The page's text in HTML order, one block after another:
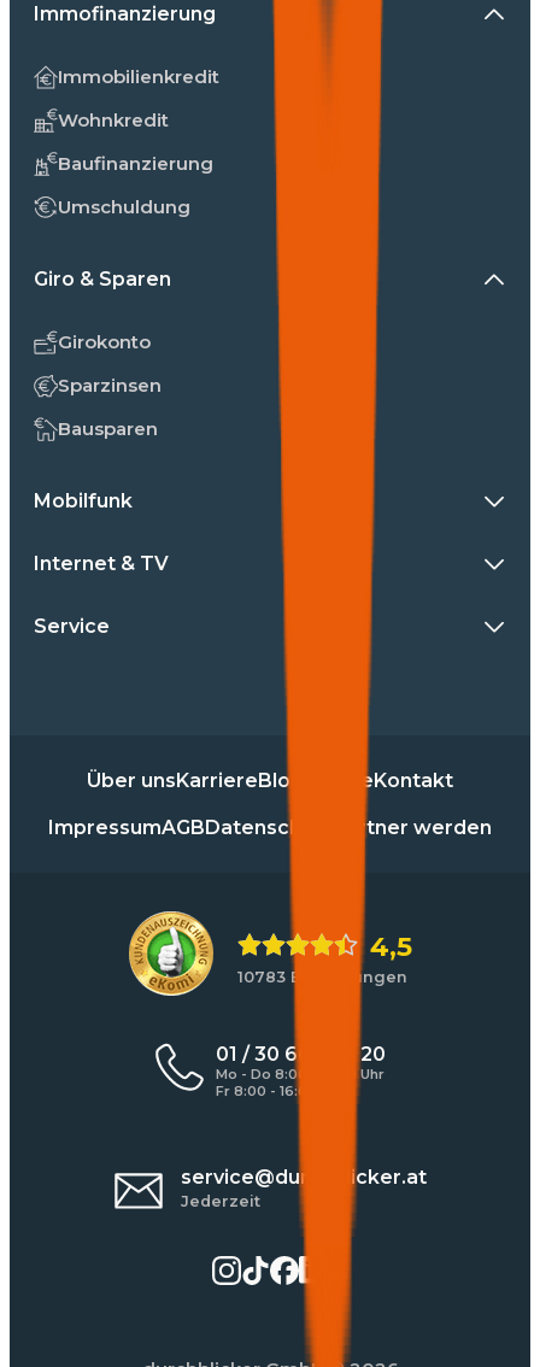
Immofinanzierung
Immobilienkredit
Wohnkredit
Baufinanzierung
Umschuldung
Giro & Sparen
Girokonto
Sparzinsen
Bausparen
Mobilfunk
Internet & TV
Service
Über unsKarriereBlog PresseKontakt
ImpressumAGBDatenschutz Partner werden
4,5
10783 Bewertungen
01 / 30 60 900 20
Mo - Do 8:00 - 17:00 Uhr
Fr 8:00 - 16:00 Uhr
service@durchblicker.at
Jederzeit